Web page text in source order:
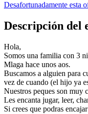
Desafortunadamente esta
Descripción del
Hola,
Somos una familia con 3
Mlaga hace unos aos.
Buscamos a alguien para
vez de cuando (el hijo ya
Nuestros peques son muy
Les encanta jugar, leer,
Si crees que podras